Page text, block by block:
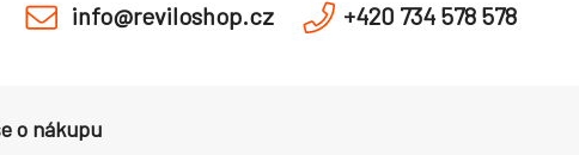
info@reviloshop.cz +420 734 578 578
o nákupu